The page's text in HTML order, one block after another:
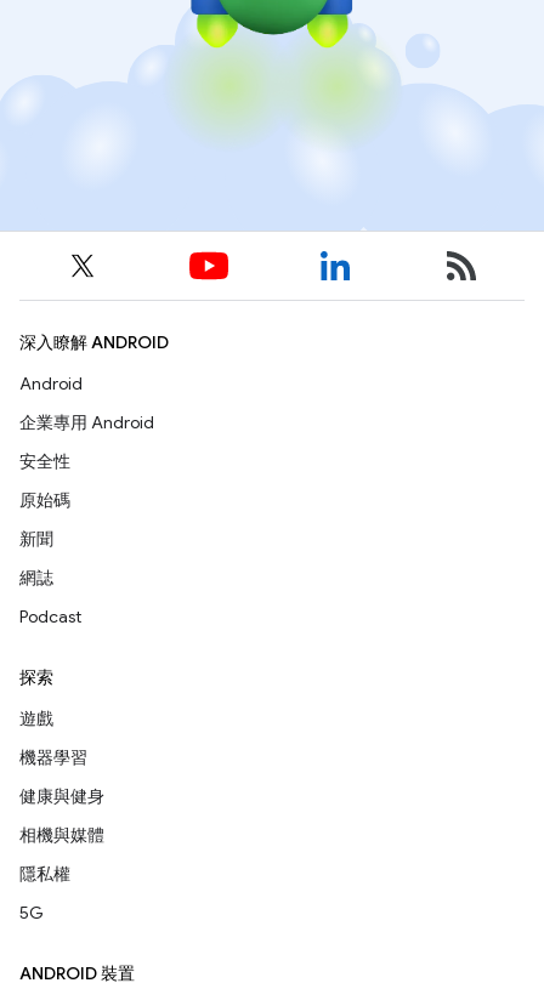
深入瞭解 ANDROID
Android
企業專用 Android
安全性
原始碼
新聞
網誌
Podcast
探索
遊戲
機器學習
健康與健身
相機與媒體
隱私權
5G
ANDROID 裝置